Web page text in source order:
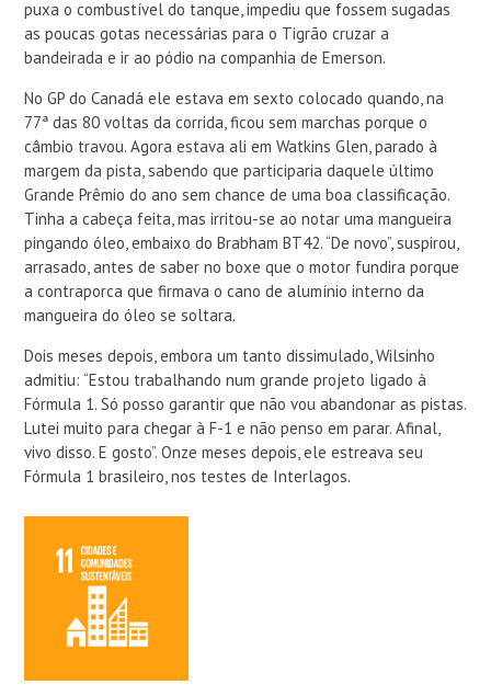
puxa o combustível do tanque, impediu que fossem sugadas
as poucas gotas necessárias para o Tigrão cruzar a
bandeirada e ir ao pódio na companhia de Emerson.
No GP do Canadá ele estava em sexto colocado quando, na
77ª das 80 voltas da corrida, ficou sem marchas porque o
câmbio travou. Agora estava ali em Watkins Glen, parado à
margem da pista, sabendo que participaria daquele último
Grande Prêmio do ano sem chance de uma boa classificação.
Tinha a cabeça feita, mas irritou-se ao notar uma mangueira
pingando óleo, embaixo do Brabham BT42. “De novo”, suspirou,
arrasado, antes de saber no boxe que o motor fundira porque
a contraporca que firmava o cano de alumínio interno da
mangueira do óleo se soltara.
Dois meses depois, embora um tanto dissimulado, Wilsinho
admitiu: “Estou trabalhando num grande projeto ligado à
Fórmula 1. Só posso garantir que não vou abandonar as pistas.
Lutei muito para chegar à F-1 e não penso em parar. Afinal,
vivo disso. E gosto”. Onze meses depois, ele estreava seu
Fórmula 1 brasileiro, nos testes de Interlagos.